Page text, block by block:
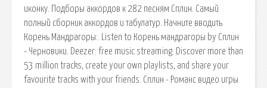
иконку. Подборы аккордов к 282 песням Сплин. Самый
полный сборник аккордов и табулатур. Начните вводить
Корень Мандрагоры:. Listen to Корень мандрагоры by Сплин
- Черновики. Deezer: free music streaming. Discover more than
53 million tracks, create your own playlists, and share your
favourite tracks with your friends. Сплин - Романс видео игры